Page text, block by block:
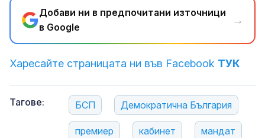
Добави ни в предпочитани източници
в Google
→
Харесайте страницата ни във Facebook ТУК
Тагове: БСП Демократична България
премиер кабинет мандат